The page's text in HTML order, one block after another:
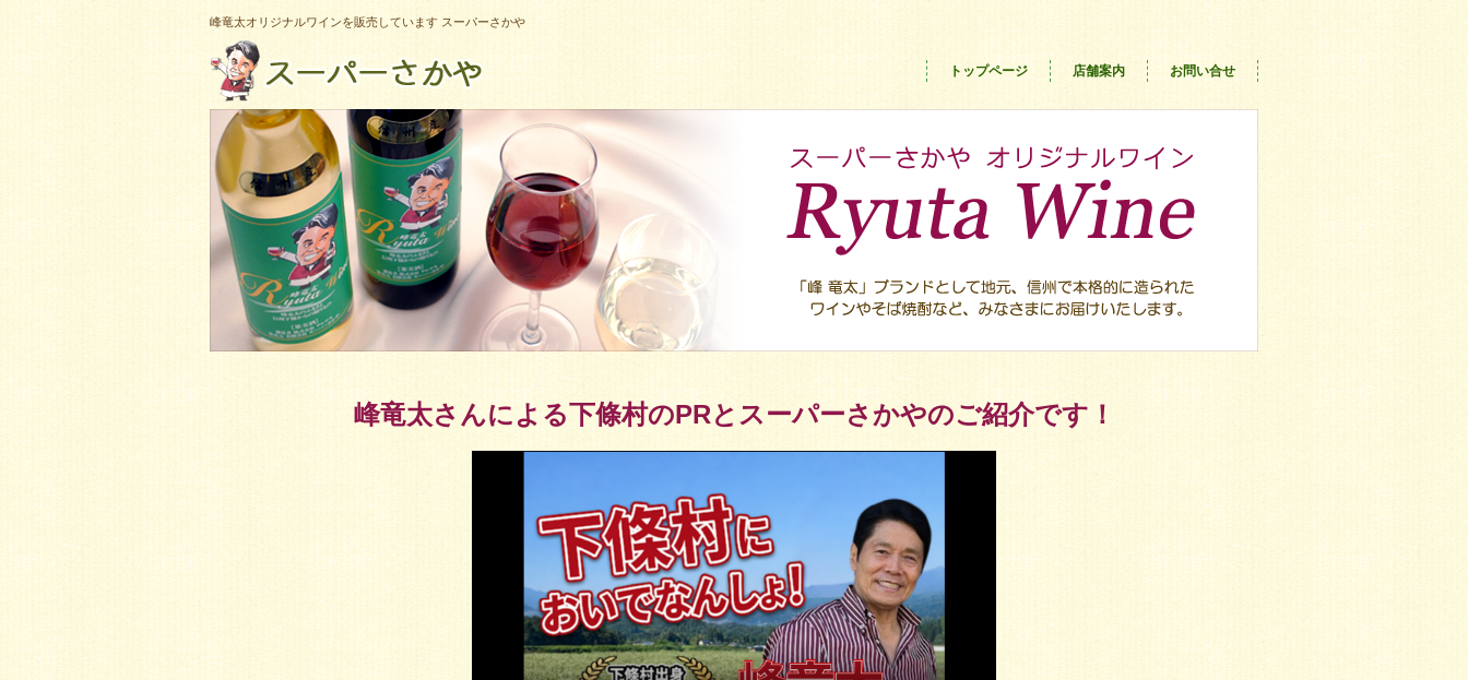
峰竜太オリジナルワインを販売しています スーパーさかや
トップページ 店舗案内 お問い合せ
峰竜太さんによる下條村のPRとスーパーさかやのご紹介です！